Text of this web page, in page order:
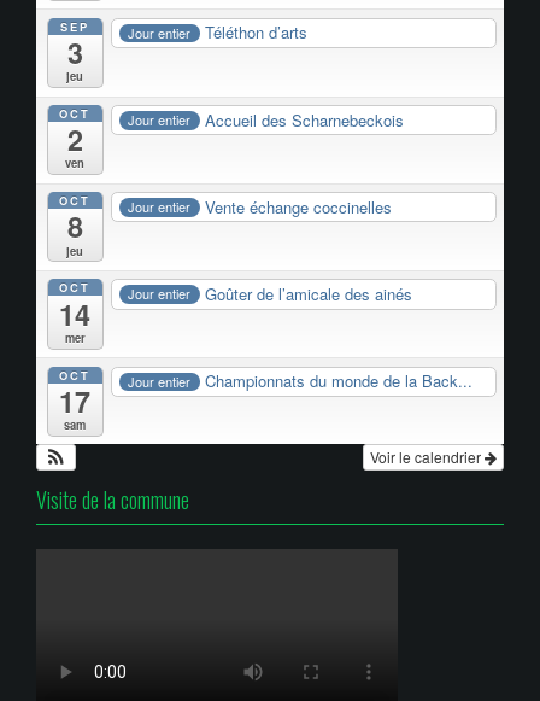
SEP
3
jeu
Jour entier Téléthon d’arts
OCT
2
ven
Jour entier Accueil des Scharnebeckois
OCT
8
jeu
Jour entier Vente échange coccinelles
OCT
14
mer
Jour entier Goûter de l’amicale des ainés
OCT
17
sam
Jour entier Championnats du monde de la Back...
Voir le calendrier
Visite de la commune